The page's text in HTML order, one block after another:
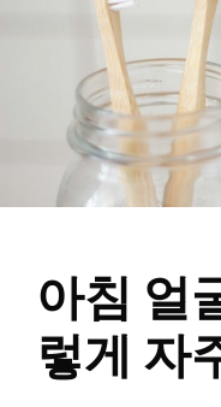
아침 얼
렇게 자